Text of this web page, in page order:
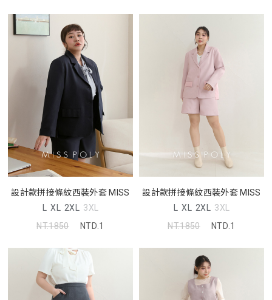
設計款拼接條紋西裝外套 MISS
L XL 2XL 3XL
NT.1850
NTD.1
設計款拼接條紋西裝外套 MISS
L XL 2XL 3XL
NT.1850
NTD.1